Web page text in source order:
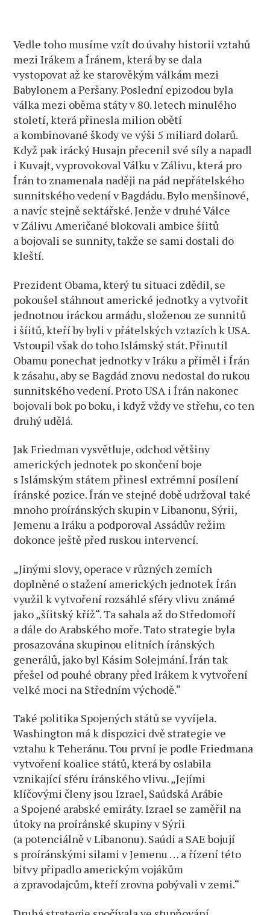
Vedle toho musíme vzít do úvahy historii vztahů
mezi Irákem a Íránem, která by se dala
vystopovat až ke starověkým válkám mezi
Babylonem a Peršany. Poslední epizodou byla
válka mezi oběma státy v 80. letech minulého
století, která přinesla milion obětí
a kombinované škody ve výši 5 miliard dolarů.
Když pak irácký Husajn přecenil své síly a napadl
i Kuvajt, vyprovokoval Válku v Zálivu, která pro
Írán to znamenala naději na pád nepřátelského
sunnitského vedení v Bagdádu. Bylo menšinové,
a navíc stejně sektářské. Jenže v druhé Válce
v Zálivu Američané blokovali ambice šíitů
a bojovali se sunnity, takže se sami dostali do
kleští.
Prezident Obama, který tu situaci zdědil, se
pokoušel stáhnout americké jednotky a vytvořit
jednotnou iráckou armádu, složenou ze sunnitů
i šíitů, kteří by byli v přátelských vztazích k USA.
Vstoupil však do toho Islámský stát. Přinutil
Obamu ponechat jednotky v Iráku a přiměl i Írán
k zásahu, aby se Bagdád znovu nedostal do rukou
sunnitského vedení. Proto USA i Írán nakonec
bojovali bok po boku, i když vždy ve střehu, co ten
druhý udělá.
Jak Friedman vysvětluje, odchod většiny
amerických jednotek po skončení boje
s Islámským státem přinesl extrémní posílení
íránské pozice. Írán ve stejné době udržoval také
mnoho proíránských skupin v Libanonu, Sýrii,
Jemenu a Iráku a podporoval Assádův režim
dokonce ještě před ruskou intervencí.
„Jinými slovy, operace v různých zemích
doplněné o stažení amerických jednotek Írán
využil k vytvoření rozsáhlé sféry vlivu známé
jako „šíitský kříž“. Ta sahala až do Středomoří
a dále do Arabského moře. Tato strategie byla
prosazována skupinou elitních íránských
generálů, jako byl Kásim Solejmání. Írán tak
přešel od pouhé obrany před Irákem k vytvoření
velké moci na Středním východě.“
Také politika Spojených států se vyvíjela.
Washington má k dispozici dvě strategie ve
vztahu k Teheránu. Tou první je podle Friedmana
vytvoření koalice států, která by oslabila
vznikající sféru íránského vlivu. „Jejími
klíčovými členy jsou Izrael, Saúdská Arábie
a Spojené arabské emiráty. Izrael se zaměřil na
útoky na proíránské skupiny v Sýrii
(a potenciálně v Libanonu). Saúdi a SAE bojují
s proíránskými silami v Jemenu … a řízení této
bitvy připadlo americkým vojákům
a zpravodajcům, kteří zrovna pobývali v zemi.“